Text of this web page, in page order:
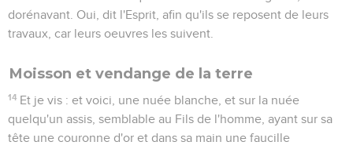
dorénavant. Oui, dit l'Esprit, afin qu'ils se reposent de leurs
travaux, car leurs oeuvres les suivent.
Moisson et vendange de la terre
14 Et je vis : et voici, une nuée blanche, et sur la nuée
quelqu'un assis, semblable au Fils de l'homme, ayant sur sa
tête une couronne d'or et dans sa main une faucille